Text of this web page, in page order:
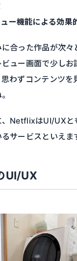
ー機能による効果
に合った作品が次々
ビュー画面で少しお
思わずコンテンツを
、NetflixはUI/UXと
サービスといえま
UI/UX